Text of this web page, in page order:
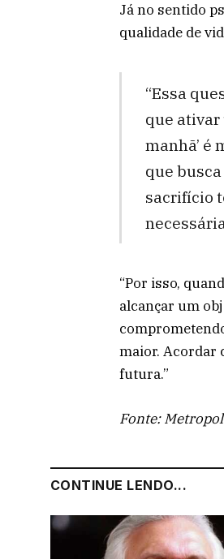
Já no sentido
qualidade de
“Essa
que ativar
manhã’ é
que
sacrifício
“Por isso,
alcançar um
maior. Acordar
futura.”
Fonte:
CONTINUE LENDO...